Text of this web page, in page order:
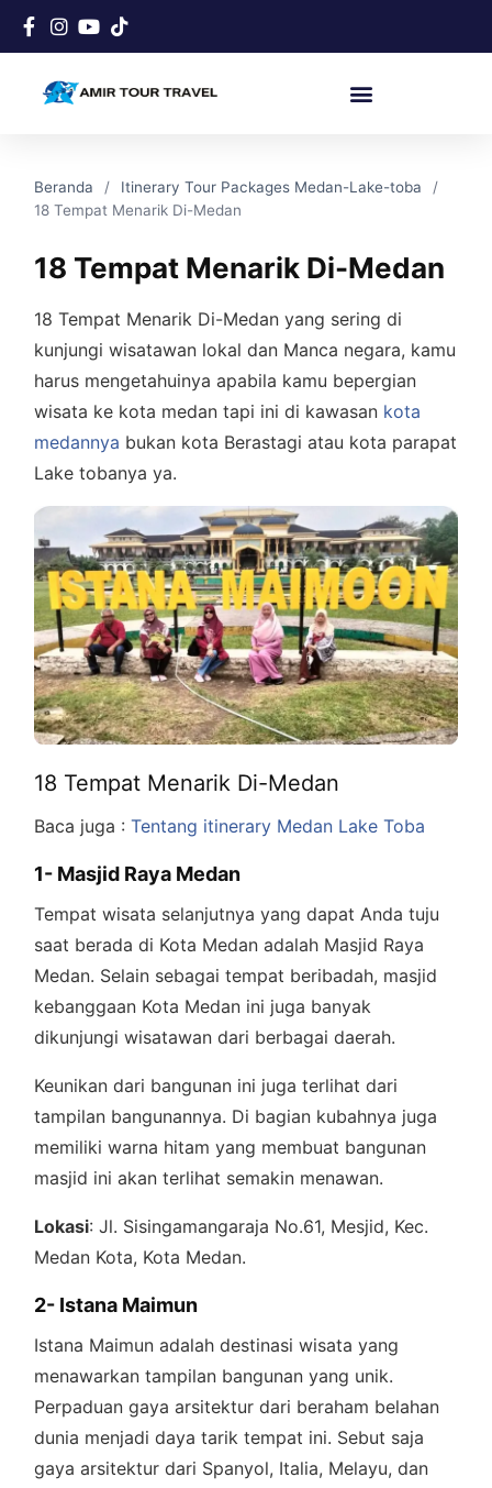
Beranda
Itinerary Tour Packages Medan-Lake-toba
18 Tempat Menarik Di-Medan
18 Tempat Menarik Di-Medan
18 Tempat Menarik Di-Medan yang sering di
kunjungi wisatawan lokal dan Manca negara, kamu
harus mengetahuinya apabila kamu bepergian
wisata ke kota medan tapi ini di kawasan kota
medannya bukan kota Berastagi atau kota parapat
Lake tobanya ya.
18 Tempat Menarik Di-Medan
Baca juga : Tentang itinerary Medan Lake Toba
1- Masjid Raya Medan
Tempat wisata selanjutnya yang dapat Anda tuju
saat berada di Kota Medan adalah Masjid Raya
Medan. Selain sebagai tempat beribadah, masjid
kebanggaan Kota Medan ini juga banyak
dikunjungi wisatawan dari berbagai daerah.
Keunikan dari bangunan ini juga terlihat dari
tampilan bangunannya. Di bagian kubahnya juga
memiliki warna hitam yang membuat bangunan
masjid ini akan terlihat semakin menawan.
Lokasi: Jl. Sisingamangaraja No.61, Mesjid, Kec.
Medan Kota, Kota Medan.
2- Istana Maimun
Istana Maimun adalah destinasi wisata yang
menawarkan tampilan bangunan yang unik.
Perpaduan gaya arsitektur dari beraham belahan
dunia menjadi daya tarik tempat ini. Sebut saja
gaya arsitektur dari Spanyol, Italia, Melayu, dan